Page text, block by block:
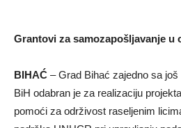
Grantovi za samozapošljavanje u
BIHAĆ – Grad Bihać zajedno sa
BiH odabran je za realizaciju
pomoći za održivost raseljenim